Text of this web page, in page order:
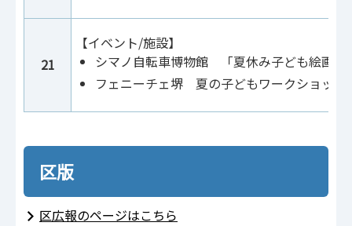
21
【イベント/施設】
シマノ自転車博物館 「夏休み子ども絵画コ
フェニーチェ堺 夏の子どもワークショップ
区版
区広報のページはこちら